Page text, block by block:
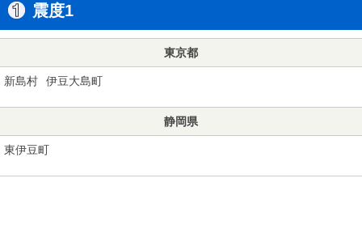
震度1
東京都
新島村 伊豆大島町
静岡県
東伊豆町